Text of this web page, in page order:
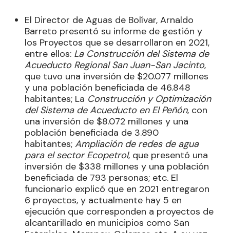
El Director de Aguas de Bolívar, Arnaldo
Barreto presentó su informe de gestión y
los Proyectos que se desarrollaron en 2021,
entre ellos: La Construcción del Sistema de
Acueducto Regional San Juan-San Jacinto,
que tuvo una inversión de $20.077 millones
y una población beneficiada de 46.848
habitantes; La Construcción y Optimización
del Sistema de Acueducto en El Peñón, con
una inversión de $8.072 millones y una
población beneficiada de 3.890
habitantes; Ampliación de redes de agua
para el sector Ecopetrol, que presentó una
inversión de $338 millones y una población
beneficiada de 793 personas; etc. El
funcionario explicó que en 2021 entregaron
6 proyectos, y actualmente hay 5 en
ejecución que corresponden a proyectos de
alcantarillado en municipios como San